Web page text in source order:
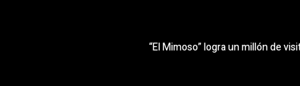
“El Mimoso” logra un millón de